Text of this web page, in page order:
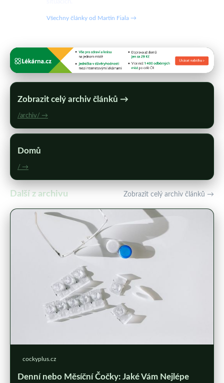
Všechny články od Martin Fiala →
Zobrazit celý archiv článků →
/archiv/ →
Domů
/ →
Další z archivu Zobrazit celý archiv článků →
cockyplus.cz
Denní nebo Měsíční Čočky: Jaké Vám Nejlépe